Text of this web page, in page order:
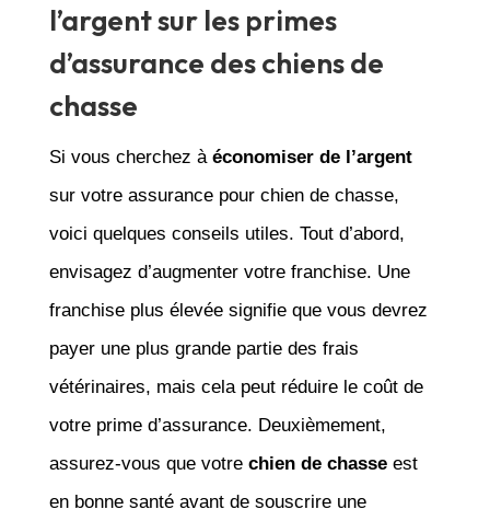
l’argent sur les primes
d’assurance des chiens de
chasse
Si vous cherchez à économiser de l’argent
sur votre assurance pour chien de chasse,
voici quelques conseils utiles. Tout d’abord,
envisagez d’augmenter votre franchise. Une
franchise plus élevée signifie que vous devrez
payer une plus grande partie des frais
vétérinaires, mais cela peut réduire le coût de
votre prime d’assurance. Deuxièmement,
assurez-vous que votre chien de chasseest
en bonne santé avant de souscrire une